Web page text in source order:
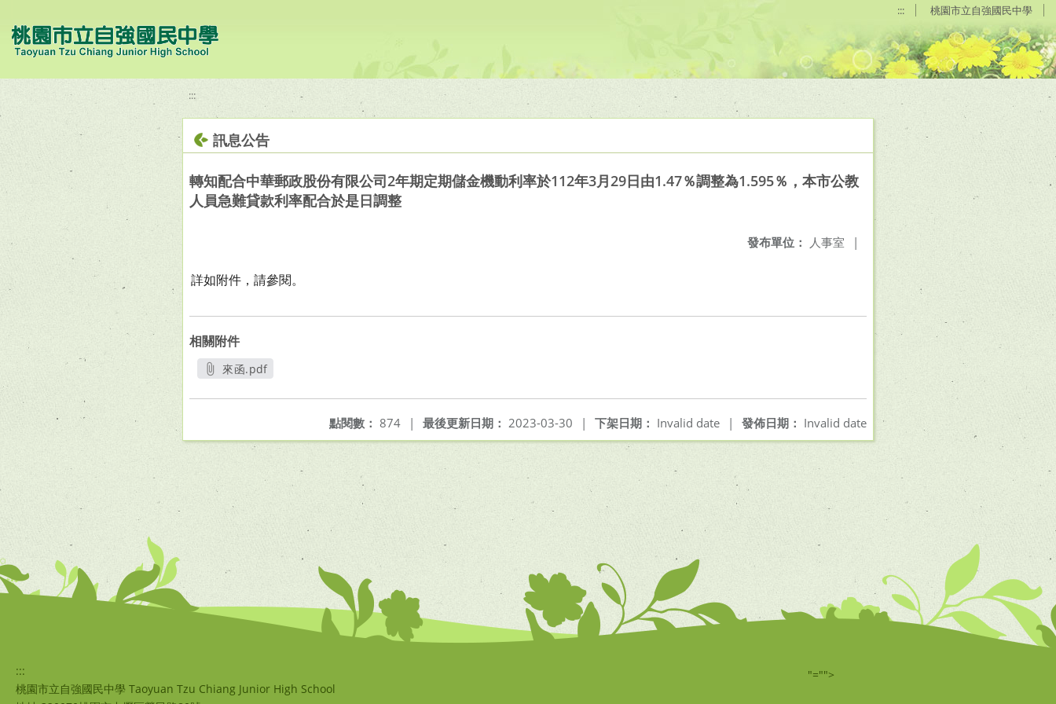
::: 桃園市立自強國民中學
:::
訊息公告
轉知配合中華郵政股份有限公司2年期定期儲金機動利率於112年3月29日由1.47％調整為1.595％，本市公教
人員急難貸款利率配合於是日調整
發布單位： 人事室 |
詳如附件，請參閱。
相關附件
來函.pdf
發佈日期： Invalid date
下架日期： Invalid date |
最後更新日期： 2023-03-30 |
點閱數： 874 |
:::
桃園市立自強國民中學 Taoyuan Tzu Chiang Junior High School
"="">